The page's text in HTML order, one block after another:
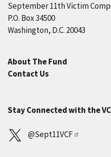
September 11th Victim
P.O. Box 34500
Washington, D.C. 20043
About The Fund
Contact Us
Stay Connected with the
@Sept11VCF